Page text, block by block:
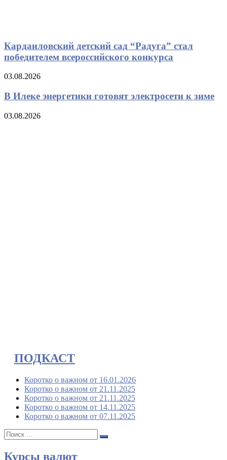
Кардаиловский детский сад “Радуга” стал
победителем всероссийского конкурса
03.08.2026
В Илеке энергетики готовят электросети к зиме
03.08.2026
ПОДКАСТ
Коротко о важном от 16.01.2026
Коротко о важном от 21.11.2025
Коротко о важном от 21.11.2025
Коротко о важном от 14.11.2025
Коротко о важном от 07.11.2025
Поиск:
Поиск
Курсы валют